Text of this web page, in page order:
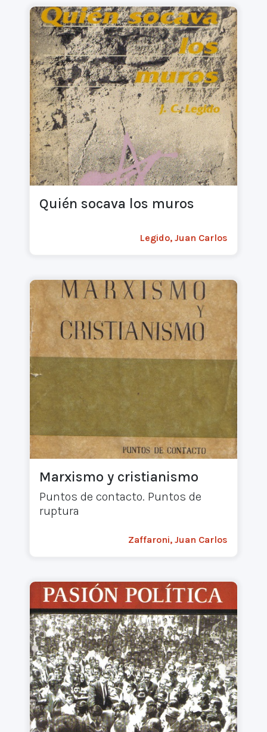
Quién socava los muros
Legido, Juan Carlos
Marxismo y cristianismo
Puntos de contacto. Puntos de
ruptura
Zaffaroni, Juan Carlos